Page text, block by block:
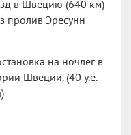
в Швецию (640 км)
пролив Эресунн
на ночлег в
Швеции. (40 у.е. -